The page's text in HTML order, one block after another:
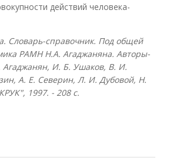
действий человека-
Словарь-справочник. Под общей
РАМН Н.А. Агаджаняна. Авторы-
Агаджанян, И. Б. Ушаков, В. И.
А. Е. Северин, Л. И. Дубовой, Н.
1997. - 208 с.